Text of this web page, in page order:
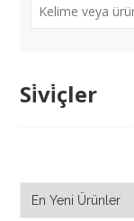
Si̇vi̇çler